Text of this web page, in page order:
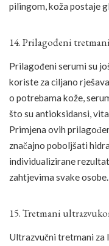
pilingom, koža postaje
14. Prilagođeni
Prilagođeni serumi su
koriste za ciljano
o potrebama kože,
što su antioksidansi,
Primjena ovih
značajno poboljšati
individualizirane
zahtjevima svake osobe.
15. Tretmani
Ultrazvučni tretmani za